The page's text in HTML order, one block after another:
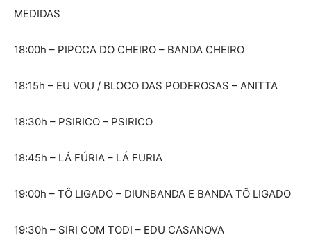
MEDIDAS
18:00h – PIPOCA DO CHEIRO – BANDA CHEIRO
18:15h – EU VOU / BLOCO DAS PODEROSAS – ANITTA
18:30h – PSIRICO – PSIRICO
18:45h – LÁ FÚRIA – LÁ FURIA
19:00h – TÔ LIGADO – DIUNBANDA E BANDA TÔ LIGADO
19:30h – SIRI COM TODI – EDU CASANOVA